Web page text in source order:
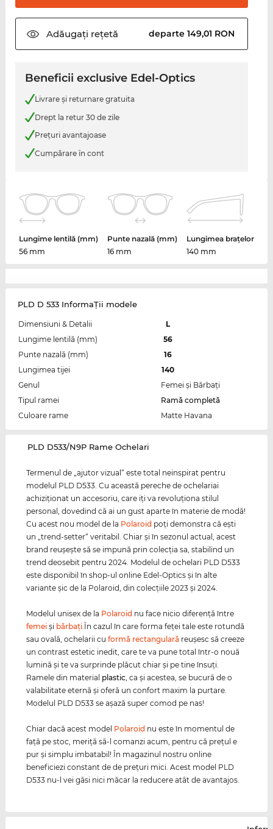
Adăugați rețetă departe 149,01 RON
Beneficii exclusive Edel-Optics
Livrare şi returnare gratuita
Drept la retur 30 de zile
Preţuri avantajoase
Cumpărare în cont
Lungime lentilă (mm)
56 mm
Punte nazală (mm)
16 mm
Lungimea brațelor
140 mm
PLD D 533 InformaŢii modele
Dimensiuni & Detalii
L
Lungime lentilă (mm)
56
Punte nazală (mm)
16
Lungimea tijei
140
Genul
Femei şi Bărbaţi
Tipul ramei
Ramă completă
Culoare rame
Matte Havana
‌PLD D533/N9P Rame Ochelari
Termenul de „ajutor vizual“ este total neinspirat pentru
modelul PLD D533. Cu această pereche de ochelariai
achiziţionat un accesoriu, care iţi va revoluţiona stilul
personal, dovedind că ai un gust aparte în materie de modă!
Cu acest nou model de la Polaroid poţi demonstra că eşti
un „trend-setter“ veritabil. Chiar şi în sezonul actual, acest
brand reuşeşte să se impună prin colecţia sa, stabilind un
trend deosebit pentru 2024. Modelul de ochelari PLD D533
este disponibil în shop-ul online Edel-Optics şi în alte
variante şic de la Polaroid, din colecţiile 2023 şi 2024.
Modelul unisex de la Polaroid nu face nicio diferenţă între
femei şi bărbaţi.În cazul în care forma feţei tale este rotundă
sau ovală, ochelarii cuformă rectangulară reuşesc să creeze
un contrast estetic inedit, care te va pune total într-o nouă
lumină şi te va surprinde plăcut chiar şi pe tine însuţi.
Ramele din material plastic, ca şi acestea, se bucură de o
valabilitate eternă şi oferă un confort maxim la purtare.
Modelul PLD D533 se aşază super comod pe nas!
Chiar dacă acest model Polaroid nu este în momentul de
faţă pe stoc, meriţă să-l comanzi acum, pentru că preţul e
pur şi simplu imbatabil! În magazinul nostru online
beneficiezi constant de de preţuri mici. Acest model PLD
D533 nu-l vei găsi nici măcar la reducere atât de avantajos.